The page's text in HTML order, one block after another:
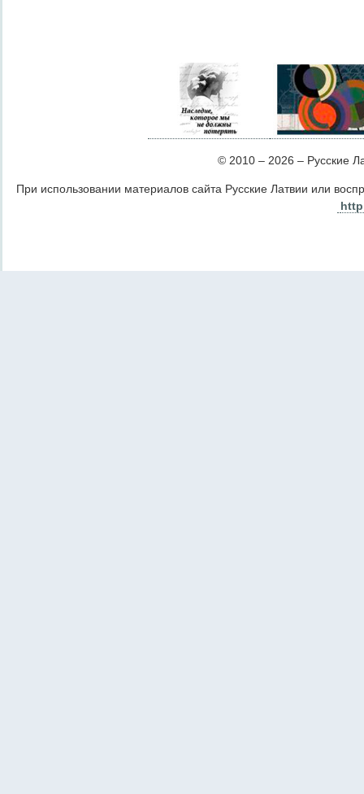
© 2010 – 2026 – Русские
При использовании материалов сайта Русские Латвии или